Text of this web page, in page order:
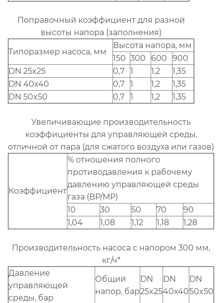
Поправочный коэффициент для разной
высоты напора (заполнения)
Типоразмер насоса, мм
Высота напора, мм
150 300 600
900
DN 25x25
0,7 1 1,2
1,35
DN 40x40
0,7 1 1,2
1,35
DN 50x50
0,7 1 1,2 1,35
Увеличивающие производительность
коэффициенты для управляющей среды,
отличной от пара (для сжатого воздуха или газов)
Коэффициент
% отношения полного
противодавления к рабочему
давлению управляющей среды
газа (BP/MP)
10
30 50 70
90
1,04
1,08 1,12 1,18 1,28
Производительность насоса с напором 300 мм,
кг/ч*
Давление
управляющей
среды, бар
Общий
напор, бар
DN
25x25
DN
40x40
DN
50x50